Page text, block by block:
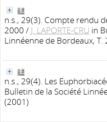
n.s., 29(3). Compte rendu
2000 / J. LAPORTE-CRU in
Linnéenne de Bordeaux, T.
n.s., 29(4). Les
Bulletin de la Société
(2001)